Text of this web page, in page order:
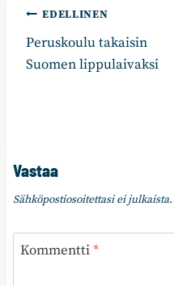
Artikkelien
selaus
EDELLINEN
Peruskoulu takaisin
Suomen lippulaivaksi
Vastaa
Sähköpostiosoitettasi ei julkaista.
Kommentti*